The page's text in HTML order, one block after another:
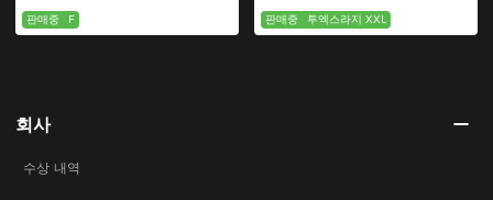
판매중 F 판매중 투엑스라지 XXL
회사
수상 내역